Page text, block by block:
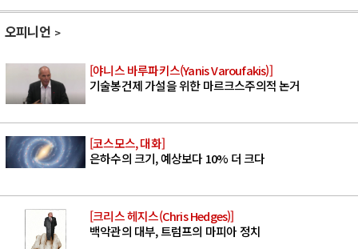
오피니언
[야니스 바루파키스(Yanis Varoufakis)]
기술봉건제 가설을 위한 마르크스주의적 논거
[코스모스, 대화]
은하수의 크기, 예상보다 10% 더 크다
[크리스 헤지스(Chris Hedges)]
백악관의 대부, 트럼프의 마피아 정치